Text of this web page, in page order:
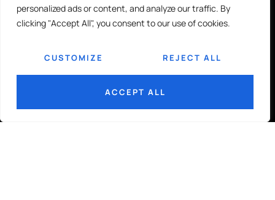
personalized ads or content, and analyze our traffic. By
clicking "Accept All", you consent to our use of cookies.
CUSTOMIZE REJECT ALL
ACCEPT ALL
UL. GORZOWSKA 7
65-127 ZIELONA GÓRA
PHMB@PHMB.COM.PL